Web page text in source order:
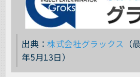
出典：株式会社グラックス （
年5月13日）